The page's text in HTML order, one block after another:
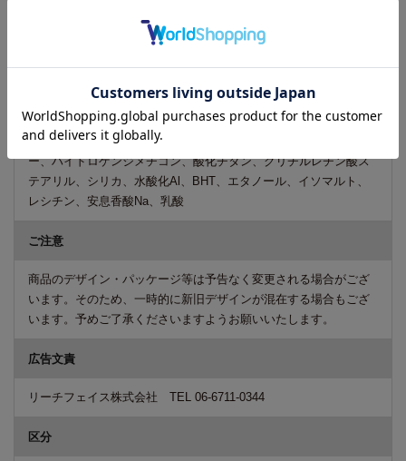
チル/ジメタクリル酸グリコール)クロスポリマー、ジエチルアミノ
ヒドロキシベンゾイル安息香酸ヘキシル、ビスエチルヘキシルオ
ン)コポリマー、PEG-9ポリジメチルシロキシエチルジメチコン、
タルク、ポリヒドロキシステアリン酸、フェノキシエタノール、
(メタクリル酸メチル/ジメタクリル酸グリコール)クロスポリマ
ー、ハイドロゲンジメチコン、酸化チタン、グリチルレチン酸ス
テアリル、シリカ、水酸化Al、BHT、エタノール、イソマルト、
レシチン、安息香酸Na、乳酸
ご注意
商品のデザイン・パッケージ等は予告なく変更される場合がござ
います。そのため、一時的に新旧デザインが混在する場合もござ
います。予めご了承くださいますようお願いいたします。
広告文責
リーチフェイス株式会社 TEL 06-6711-0344
区分